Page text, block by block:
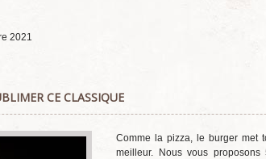
2021
CE CLASSIQUE
Comme la pizza, le burger met
meilleur. Nous vous